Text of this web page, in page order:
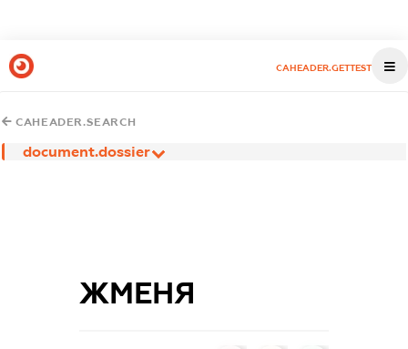
CAHEADER.GETTEST
CAHEADER.SEARCH
document.dossier
ЖМЕНЯ